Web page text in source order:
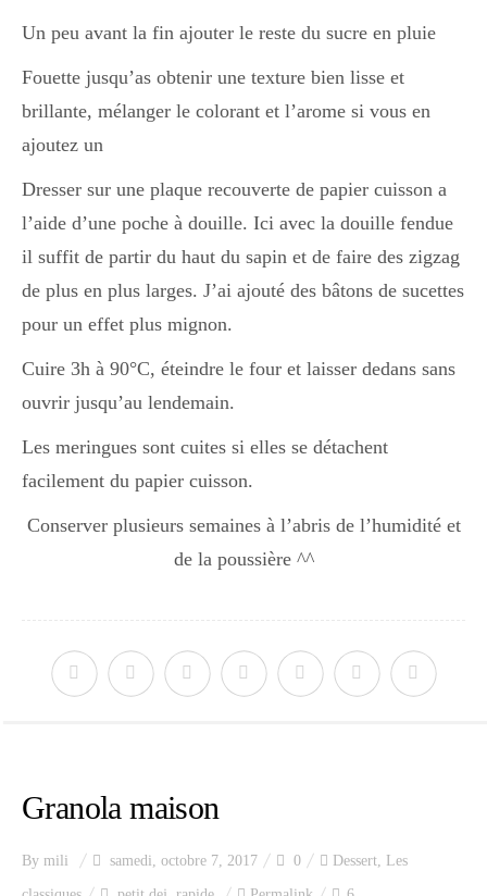
Un peu avant la fin ajouter le reste du sucre en pluie
Fouette jusqu’as obtenir une texture bien lisse et
brillante, mélanger le colorant et l’arome si vous en
ajoutez un
Dresser sur une plaque recouverte de papier cuisson a
l’aide d’une poche à douille. Ici avec la douille fendue
il suffit de partir du haut du sapin et de faire des zigzag
de plus en plus larges. J’ai ajouté des bâtons de sucettes
pour un effet plus mignon.
Cuire 3h à 90°C, éteindre le four et laisser dedans sans
ouvrir jusqu’au lendemain.
Les meringues sont cuites si elles se détachent
facilement du papier cuisson.
Conserver plusieurs semaines à l’abris de l’humidité et
de la poussière ^^
Granola maison
By mili samedi, octobre 7, 2017 0 Dessert, Les